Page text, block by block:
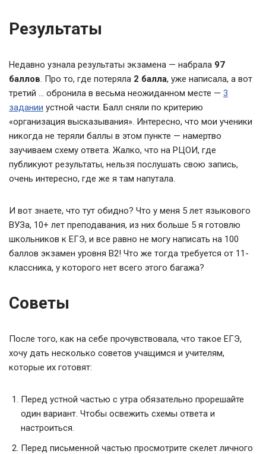
Результаты
Недавно узнала результаты экзамена — набрала 97
баллов. Про то, где потеряла 2 балла, уже написала, а вот
третий … обронила в весьма неожиданном месте — 3
задании устной части. Балл сняли по критерию
«организация высказывания». Интересно, что мои ученики
никогда не теряли баллы в этом пункте — намертво
заучиваем схему ответа. Жалко, что на РЦОИ, где
публикуют результаты, нельзя послушать свою запись,
очень интересно, где же я там напутала.
И вот знаете, что тут обидно? Что у меня 5 лет языкового
ВУЗа, 10+ лет преподавания, из них больше 5 я готовлю
школьников к ЕГЭ, и все равно не могу написать на 100
баллов экзамен уровня B2! Что же тогда требуется от 11-
классника, у которого нет всего этого багажа?
Советы
После того, как на себе прочувствовала, что такое ЕГЭ,
хочу дать несколько советов учащимся и учителям,
которые их готовят:
Перед устной частью с утра обязательно прорешайте
один вариант. Чтобы освежить схемы ответа и
настроиться.
Перед письменной частью просмотрите скелет личного